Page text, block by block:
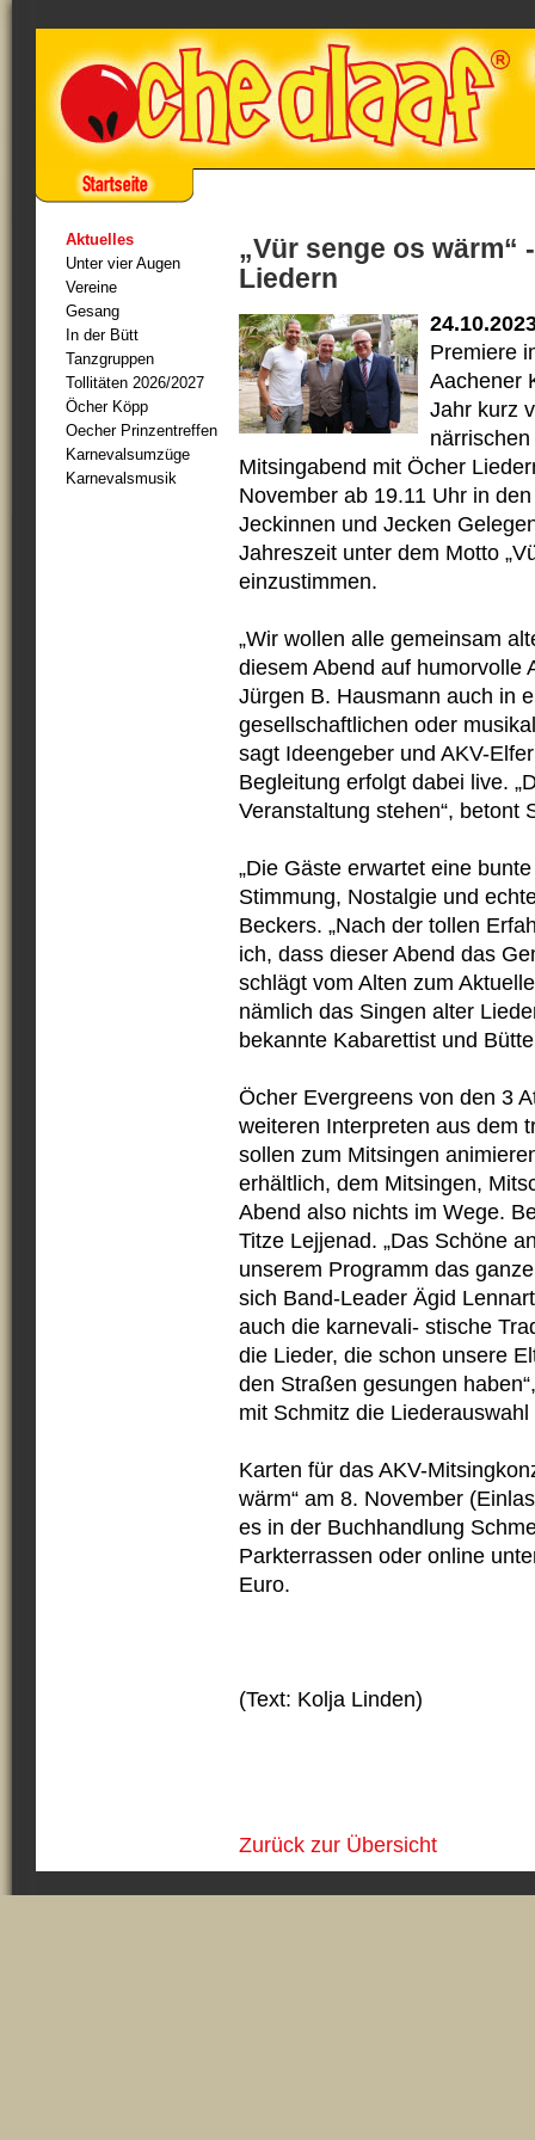
Aktuelles
Unter vier Augen
Vereine
Gesang
In der Bütt
Tanzgruppen
Tollitäten 2026/2027
Öcher Köpp
Oecher Prinzentreffen
Karnevalsumzüge
Karnevalsmusik
„Vür senge os wärm“
Liedern
Premiere
Aachener
Jahr kurz
Mitsingabend mit Öcher
November ab 19.11 Uhr in
Jeckinnen und Jecken
Jahreszeit unter dem Motto
einzustimmen.
„Wir wollen alle gemeinsam
diesem Abend auf humorvolle
Jürgen B. Hausmann auch in
gesellschaftlichen oder
sagt Ideengeber und AKV-
Begleitung erfolgt dabei live.
Veranstaltung stehen“, betont
„Die Gäste erwartet eine
Stimmung, Nostalgie und
Beckers. „Nach der tollen
ich, dass dieser Abend das
schlägt vom Alten zum
nämlich das Singen alter
bekannte Kabarettist und
Öcher Evergreens von den 3
weiteren Interpreten aus dem
sollen zum Mitsingen
erhältlich, dem Mitsingen,
Abend also nichts im Wege.
Titze Lejjenad. „Das Schöne
unserem Programm das
sich Band-Leader Ägid
auch die karnevali- stische
die Lieder, die schon unsere
den Straßen gesungen
mit Schmitz die
Karten für das AKV-
wärm“ am 8. November
es in der Buchhandlung
Parkterrassen oder online
Euro.
(Text: Kolja Linden)
Zurück zur Übersicht